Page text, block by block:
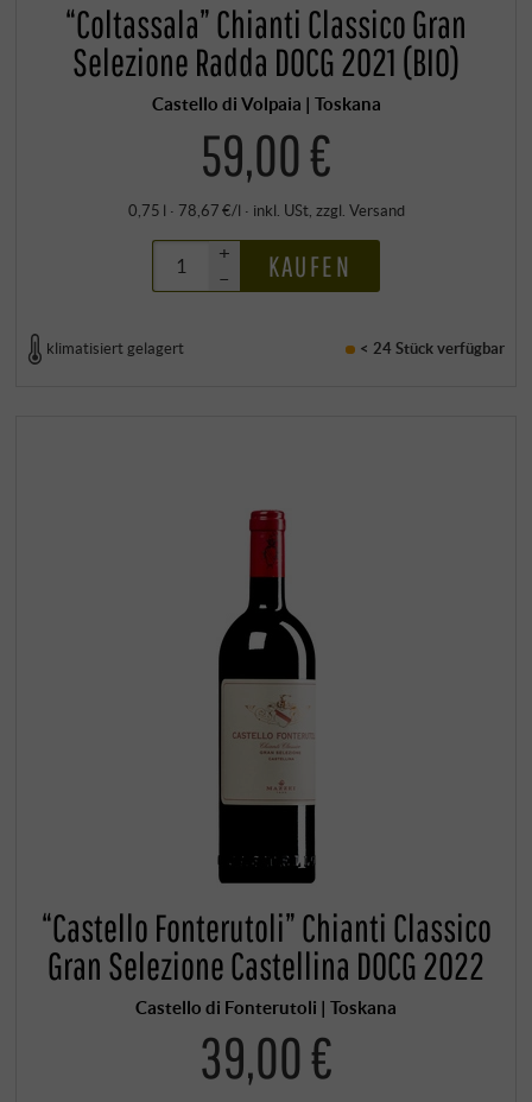
“Coltassala” Chianti Classico Gran
Selezione Radda DOCG 2021 (BIO)
Castello di Volpaia | Toskana
59,00 €
0,75 l · 78,67 €/l · inkl. USt, zzgl. Versand
+
–
KAUFEN
klimatisiert gelagert < 24 Stückverfügbar
“Castello Fonterutoli” Chianti Classico
Gran Selezione Castellina DOCG 2022
Castello di Fonterutoli | Toskana
39,00 €